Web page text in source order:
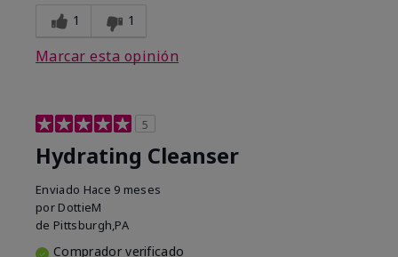
1 1
Marcar esta opinión
5
Hydrating Cleanser
Enviado Hace 9 meses
por DottieM
de Pittsburgh,PA
Comprador verificado